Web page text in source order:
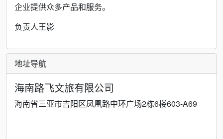
企业提供众多产品和服务。
负责人王影
地址导航
海南路飞文旅有限公司
海南省三亚市吉阳区凤凰路中环广场2栋6楼603-A69